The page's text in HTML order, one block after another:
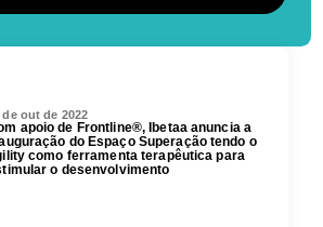
de out de 2022
apoio de Frontline®, Ibetaa anuncia a
do Espaço Superação tendo o
como ferramenta terapêutica para
o desenvolvimento